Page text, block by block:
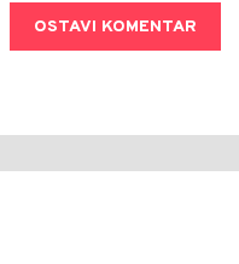
OSTAVI KOMENTAR